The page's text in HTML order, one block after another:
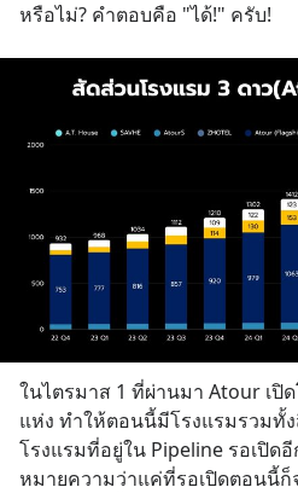
หรือไม่? คำตอบคือ "ได้!" ครับ!
ในไตรมาส 1 ที่ผ่านมา Atour เปิ
แห่ง ทำให้ตอนนี้มีโรงแรมรวมทั้
โรงแรมที่อยู่ใน Pipeline รอเปิด
หมายความว่าแค่ที่รอเปิดตอนนี้ก็